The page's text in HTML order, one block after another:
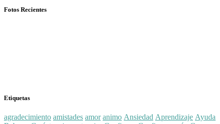
Fotos Recientes
Etiquetas
agradecimiento amistades amor animo Ansiedad Aprendizaje Ayuda